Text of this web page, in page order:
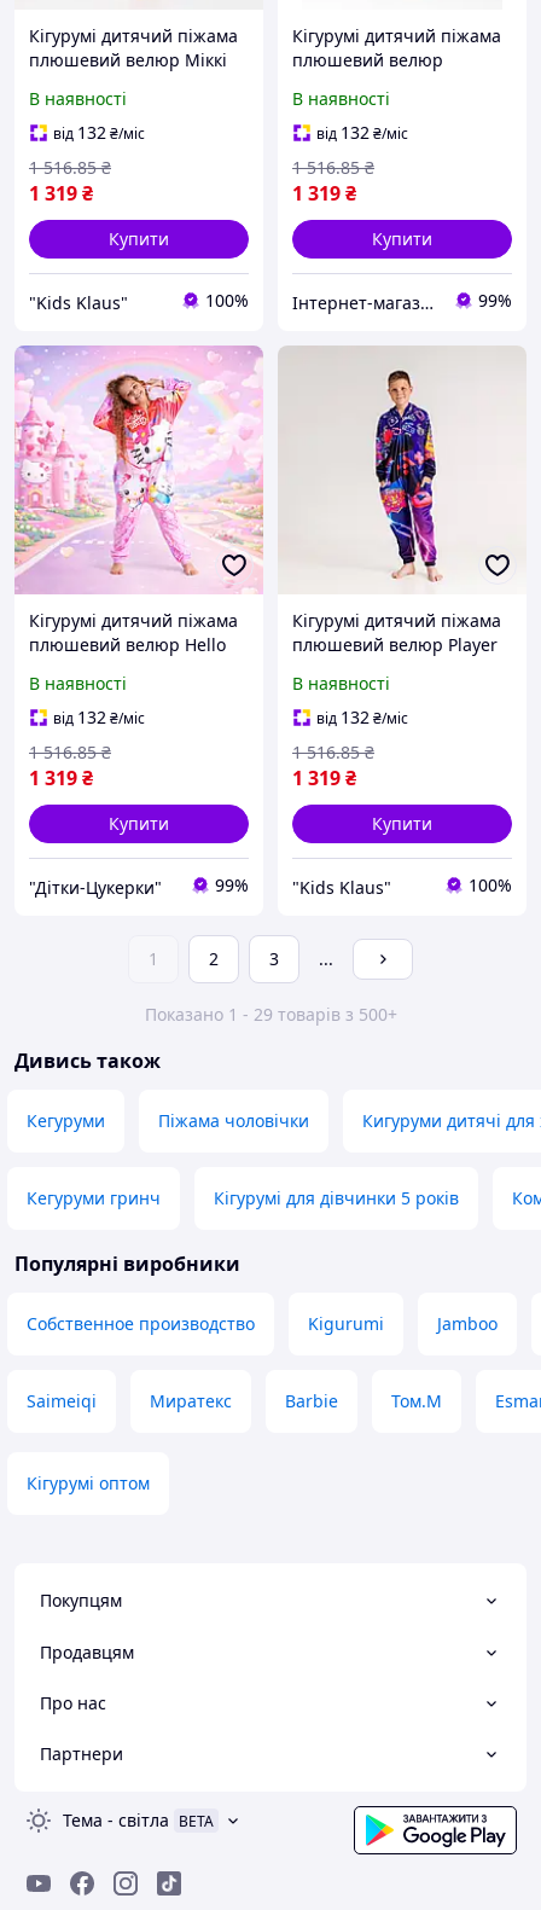
Кігурумі дитячий піжама
плюшевий велюр Міккі
В наявності
від 132₴/міс
1 319₴
1 516.85 ₴
Купити
"Kids Klaus" 100%
Кігурумі дитячий піжама
плюшевий велюр
В наявності
від 132₴/міс
1 319₴
1 516.85 ₴
Купити
Інтернет-магазин «Світ іграшок» 99%
Кігурумі дитячий піжама
плюшевий велюр Hello
В наявності
від 132₴/міс
1 319₴
1 516.85 ₴
Купити
"Дітки-Цукерки" 99%
Кігурумі дитячий піжама
плюшевий велюр Player
В наявності
від 132₴/міс
1 319₴
1 516.85 ₴
Купити
"Kids Klaus" 100%
1 2 3 ...
Показано 1 - 29 товарів з 500+
Дивись також
Кегуруми Піжама чоловічки Кигуруми дитячі для
Кегуруми гринч Кігурумі для дівчинки 5 років
Популярні виробники
Собственное производство Kigurumi Jamboo
Saimeiqi Миратекс Barbie Том.М
Кігурумі оптом
Покупцям
Продавцям
Про нас
Партнери
Тема - світла BETA